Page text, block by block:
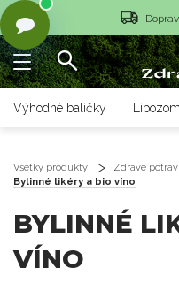
Výhodné balíčky
Všetky produkty Zdravé
Bylinné likéry a bio víno
BYLINNÉ
VÍNO